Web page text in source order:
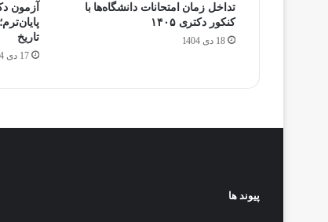
تداخل زمان امتحانات دانشگاه‌ها با
کنکور دکتری ۱۴۰۵
18 دی 1404
تاریخ
17 دی 1404
پیوند ها